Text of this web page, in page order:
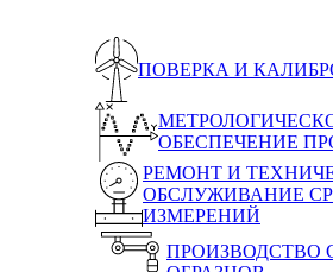
ПОВЕРКА И
ОБЕСПЕЧЕНИЕ
РЕМОНТ И
ОБСЛУЖИВАНИЕ
ИЗМЕРЕНИЙ
ПРОИЗВОДСТВО